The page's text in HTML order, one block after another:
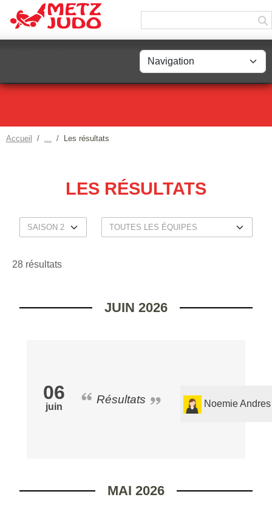
Accueil Les résultats
LES RÉSULTATS
28 résultats
JUIN 2026
06
juin
Résultats Noemie Andres
MAI 2026
Panneau de gestion des cookies